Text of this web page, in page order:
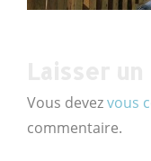
Vous devezvous
commentaire.